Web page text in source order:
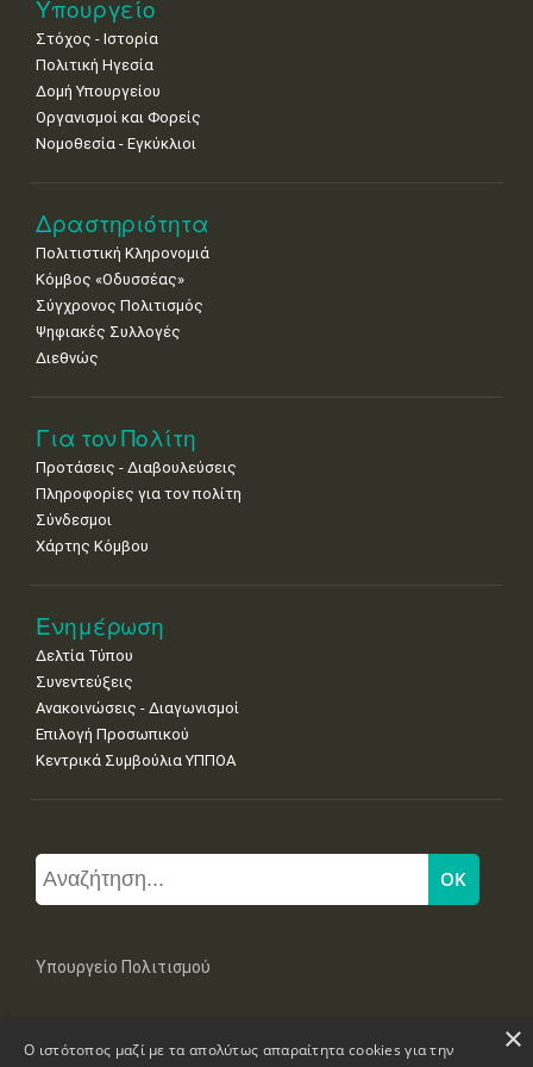
12
•
19
•
26 27
Υπουργείο
Στόχος - Ιστορία
Πολιτική Ηγεσία
Δομή Υπουργείου
Οργανισμοί και Φορείς
Νομοθεσία - Εγκύκλιοι
Δραστηριότητα
Πολιτιστική Κληρονομιά
Κόμβος «Οδυσσέας»
Σύγχρονος Πολιτισμός
Ψηφιακές Συλλογές
Διεθνώς
Για τον Πολίτη
Προτάσεις - Διαβουλεύσεις
Πληροφορίες για τον πολίτη
Σύνδεσμοι
Χάρτης Κόμβου
Ενημέρωση
Δελτία Τύπου
Συνεντεύξεις
Ανακοινώσεις - Διαγωνισμοί
Επιλογή Προσωπικού
Κεντρικά Συμβούλια ΥΠΠΟΑ
Υπουργείο Πολιτισμού
Τηλ: +30 2131322100, 2131322421
×
Ο ιστότοπος μαζί με τα απολύτως απαραίτητα cookies για την